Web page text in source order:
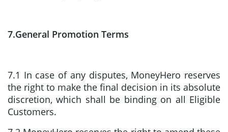
7.General Promotion Terms
7.1 In case of any disputes, MoneyHero reserves
the right to make the final decision in its absolute
discretion, which shall be binding on all Eligible
Customers.